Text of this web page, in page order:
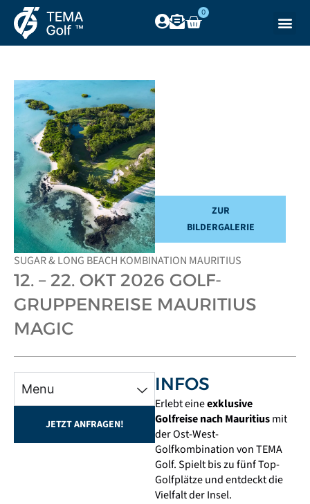
0
ZUR
BILDERGALERIE
SUGAR & LONG BEACH KOMBINATION MAURITIUS
12. – 22. OKT 2026 GOLF-
GRUPPENREISE MAURITIUS
MAGIC
Menu
JETZT ANFRAGEN!
INFOS
Erlebt eineexklusive
Golfreise nachMauritiusmit
der Ost-West-
Golfkombination vonTEMA
Golf. Spielt bis zu fünf Top-
Golfplätze und entdeckt die
Vielfalt der Insel.